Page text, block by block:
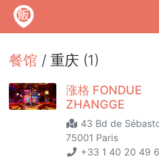
餐馆 / 重庆 (1)
涨格 FONDUE
ZHANGGE
43 Bd de
75001 Paris
+33 1 40 20 49